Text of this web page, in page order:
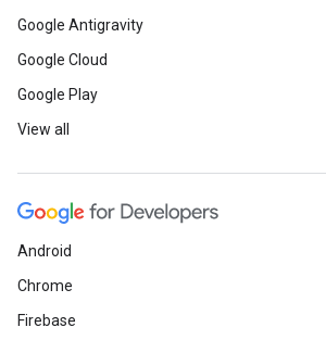
Google Antigravity
Google Cloud
Google Play
View all
Android
Chrome
Firebase